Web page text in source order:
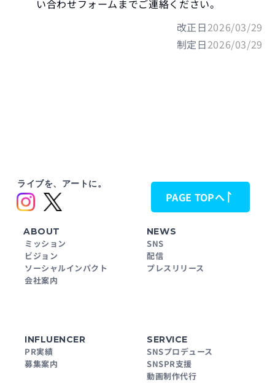
い合わせフォームまでご連絡ください。
改正日2026/03/29
制定日2026/03/29
ライブを、アートに。
PAGE TOPへ
ABOUT
ミッション
ビジョン
ソーシャルインパクト
会社案内
NEWS
SNS
配信
プレスリリース
INFLUENCER
PR実績
募集案内
SERVICE
SNSプロデュース
SNSPR支援
動画制作代行